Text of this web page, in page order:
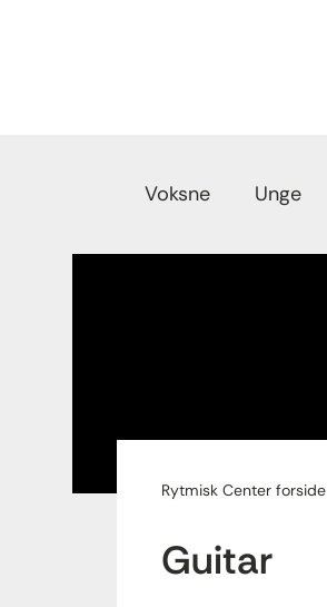
Voksne Unge
Rytmisk Center forside
Guitar